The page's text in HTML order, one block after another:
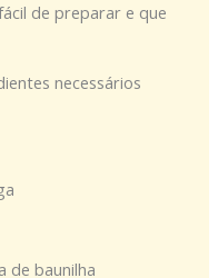
de preparar e que
necessários
de baunilha